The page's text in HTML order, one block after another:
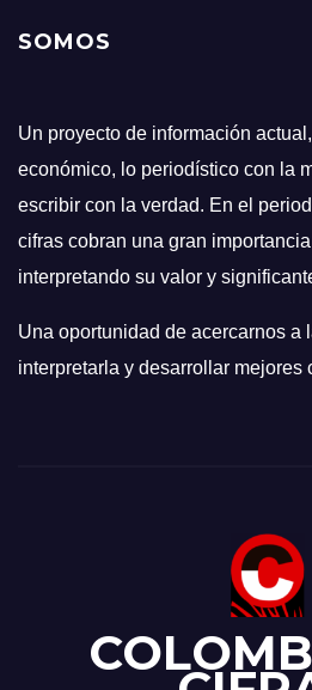
SOMOS
Un proyecto de información
económico, lo periodístico con la
escribir con la verdad. En el
cifras cobran una gran
interpretando su valor y
Una oportunidad de acercarnos a
interpretarla y desarrollar mejores